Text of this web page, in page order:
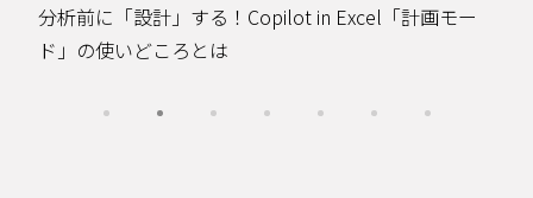
Microsoft IQとは？Work IQとWeb IQで見る、AI活用
の前提の変化